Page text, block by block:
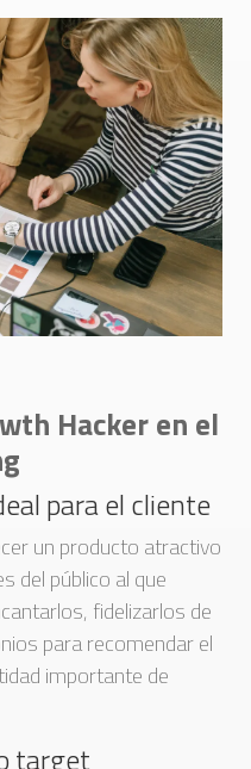
Hacker en el
para el cliente
un producto atractivo
del público al que
fidelizarlos de
para recomendar el
importante de
target